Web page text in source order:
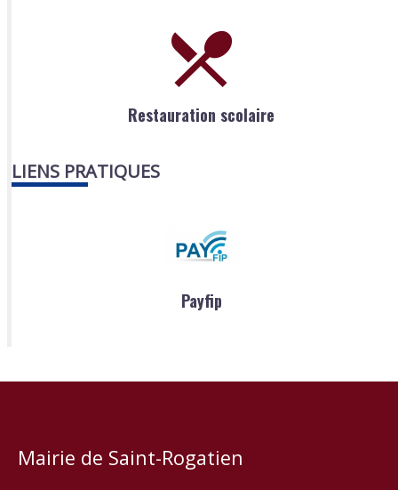
Restauration scolaire
LIENS PRATIQUES
Payfip
Mairie de Saint-Rogatien